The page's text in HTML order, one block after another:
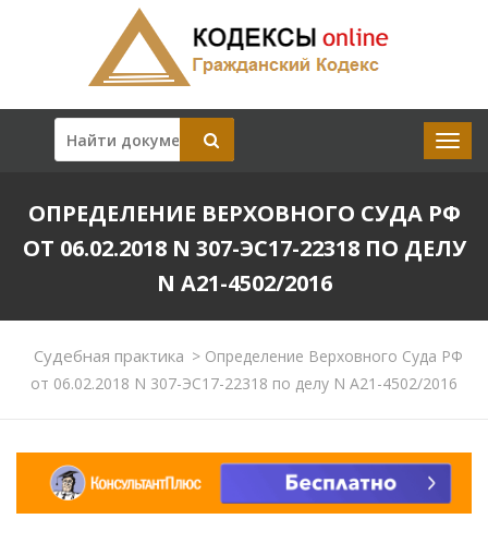
ОПРЕДЕЛЕНИЕ ВЕРХОВНОГО СУДА РФ
ОТ 06.02.2018 N 307-ЭС17-22318 ПО ДЕЛУ
N А21-4502/2016
Судебная практика >Определение Верховного Суда РФ
от 06.02.2018 N 307-ЭС17-22318 по делу N А21-4502/2016